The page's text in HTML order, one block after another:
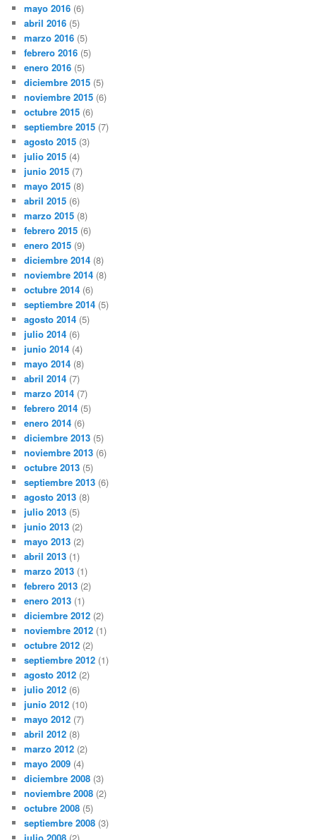
mayo 2016 (6)
abril 2016 (5)
marzo 2016 (5)
febrero 2016 (5)
enero 2016 (5)
diciembre 2015 (5)
noviembre 2015 (6)
octubre 2015 (6)
septiembre 2015 (7)
agosto 2015 (3)
julio 2015 (4)
junio 2015 (7)
mayo 2015 (8)
abril 2015 (6)
marzo 2015 (8)
febrero 2015 (6)
enero 2015 (9)
diciembre 2014 (8)
noviembre 2014 (8)
octubre 2014 (6)
septiembre 2014 (5)
agosto 2014 (5)
julio 2014 (6)
junio 2014 (4)
mayo 2014 (8)
abril 2014 (7)
marzo 2014 (7)
febrero 2014 (5)
enero 2014 (6)
diciembre 2013 (5)
noviembre 2013 (6)
octubre 2013 (5)
septiembre 2013 (6)
agosto 2013 (8)
julio 2013 (5)
junio 2013 (2)
mayo 2013 (2)
abril 2013 (1)
marzo 2013 (1)
febrero 2013 (2)
enero 2013 (1)
diciembre 2012 (2)
noviembre 2012 (1)
octubre 2012 (2)
septiembre 2012 (1)
agosto 2012 (2)
julio 2012 (6)
junio 2012 (10)
mayo 2012 (7)
abril 2012 (8)
marzo 2012 (2)
mayo 2009 (4)
diciembre 2008 (3)
noviembre 2008 (2)
octubre 2008 (5)
septiembre 2008 (3)